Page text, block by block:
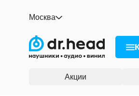
Москва
Акции